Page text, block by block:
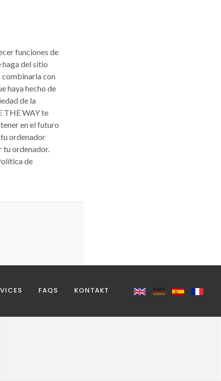
funciones de
del sitio
combinarla con
haya hecho de
de la
THE WAY te
en el futuro
ordenador
tu ordenador.
de
FAQS KONTAKT